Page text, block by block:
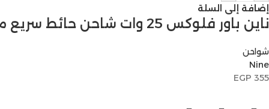
إضافة إلى السلة
ناين باور فلوكس 25 وات شاحن حائط سريع منفذ واحد
شواحن
Nine
EGP 355